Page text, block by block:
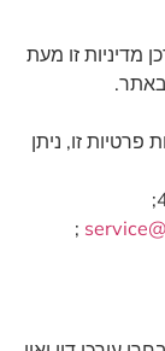
מדיניות זו מעת
זו, ניתן
;